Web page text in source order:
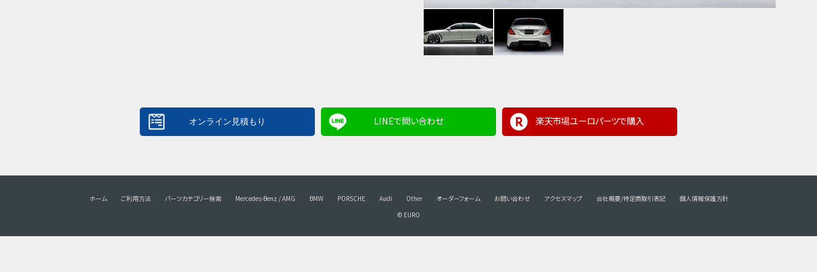
LINEで問い合わせ 楽天市場ユーロパーツで購入
ホーム ご利用方法 パーツカテゴリー検索 Mercedes-Benz / AMG BMW PORSCHE Audi Other オーダーフォーム お問い合わせ アクセスマップ 会社概要/特定商取引表記
個人情報保護方針
© EURO